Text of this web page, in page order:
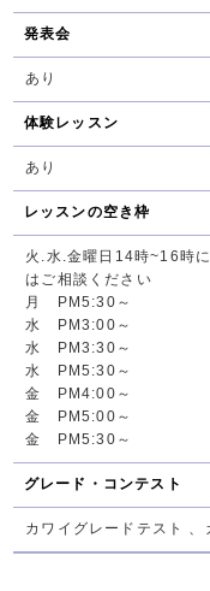
発表会
あり
体験レッスン
あり
レッスンの空き枠
火.水.金曜日14時~16時
はご相談ください
月 PM5:30～
水 PM3:00～
水 PM3:30～
水 PM5:30～
金 PM4:00～
金 PM5:00～
金 PM5:30～
グレード・コンテスト
カワイグレードテスト 、